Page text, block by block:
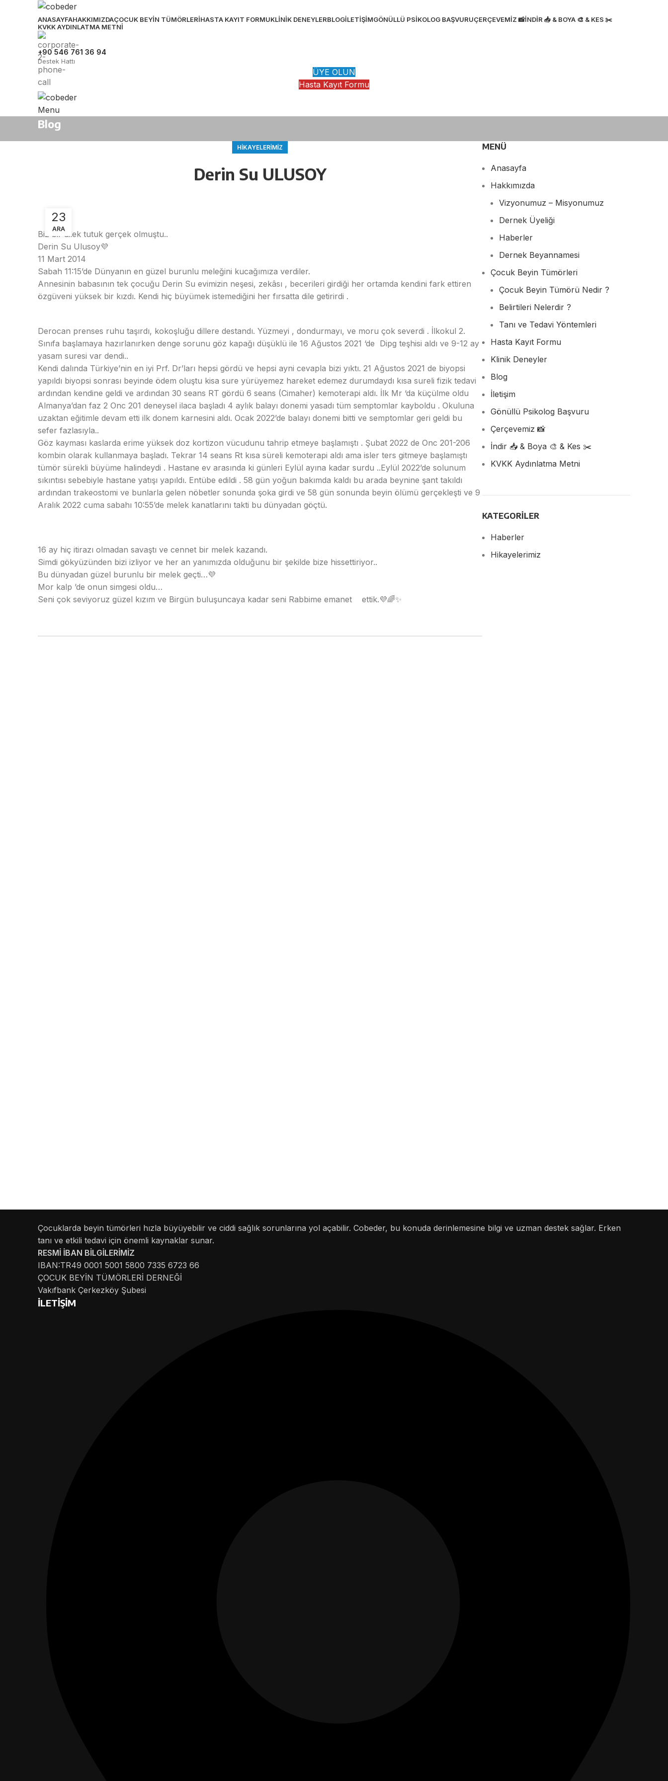
ANASAYFAHAKKIMIZDAÇOCUK BEYIN TÜMÖRLERIHASTA KAYIT FORMUKLINIK DENEYLERBLOGİLETIŞIMGÖNÜLLÜ PSIKOLOG BAŞVURUÇERÇEVEMIZ 📸İNDIR 📥 & BOYA 🎨 & KES ✂️
KVKK AYDINLATMA METNI
+90 546 761 36 94
Destek Hattı
ÜYE OLUN
Hasta Kayıt Formu
Menu
Blog
HIKAYELERIMIZ
Derin Su ULUSOY
23
ARA
Biz bir dilek tutuk gerçek olmuştu..
Derin Su Ulusoy💜
11 Mart 2014
Sabah 11:15’de Dünyanın en güzel burunlu meleğini kucağımıza verdiler.
Annesinin babasının tek çocuğu Derin Su evimizin neşesi, zekâsı , becerileri girdiği her ortamda kendini fark ettiren
özgüveni yüksek bir kızdı. Kendi hiç büyümek istemediğini her fırsatta dile getirirdi .
Derocan prenses ruhu taşırdı, kokoşluğu dillere destandı. Yüzmeyi , dondurmayı, ve moru çok severdi . İlkokul 2.
Sınıfa başlamaya hazırlanırken denge sorunu göz kapağı düşüklü ile 16 Ağustos 2021 ‘de Dipg teşhisi aldı ve 9-12 ay
yasam suresi var dendi..
Kendi dalında Türkiye’nin en iyi Prf. Dr’ları hepsi gördü ve hepsi ayni cevapla bizi yıktı. 21 Ağustos 2021 de biyopsi
yapıldı biyopsi sonrası beyinde ödem oluştu kisa sure yürüyemez hareket edemez durumdaydı kısa sureli fizik tedavi
ardından kendine geldi ve ardından 30 seans RT gördü 6 seans (Cimaher) kemoterapi aldı. İlk Mr ‘da küçülme oldu
Almanya’dan faz 2 Onc 201 deneysel ilaca başladı 4 aylık balayı donemi yasadı tüm semptomlar kayboldu . Okuluna
uzaktan eğitimle devam etti ilk donem karnesini aldı. Ocak 2022’de balayı donemi bitti ve semptomlar geri geldi bu
sefer fazlasıyla..
Göz kayması kaslarda erime yüksek doz kortizon vücudunu tahrip etmeye başlamıştı . Şubat 2022 de Onc 201-206
kombin olarak kullanmaya başladı. Tekrar 14 seans Rt kısa süreli kemoterapi aldı ama isler ters gitmeye başlamıştı
tümör sürekli büyüme halindeydi . Hastane ev arasında ki günleri Eylül ayına kadar surdu ..Eylül 2022’de solunum
sıkıntısı sebebiyle hastane yatışı yapıldı. Entübe edildi . 58 gün yoğun bakımda kaldı bu arada beynine şant takıldı
ardından trakeostomi ve bunlarla gelen nöbetler sonunda şoka girdi ve 58 gün sonunda beyin ölümü gerçekleşti ve 9
Aralık 2022 cuma sabahı 10:55’de melek kanatlarını takti bu dünyadan göçtü.
16 ay hiç itirazı olmadan savaştı ve cennet bir melek kazandı.
Simdi gökyüzünden bizi izliyor ve her an yanımızda olduğunu bir şekilde bize hissettiriyor..
Bu dünyadan güzel burunlu bir melek geçti…💜
Mor kalp ’de onun simgesi oldu…
Seni çok seviyoruz güzel kızım ve Birgün buluşuncaya kadar seni Rabbime emanet ettik.💜🌈✨
MENÜ
Anasayfa
Hakkımızda
Vizyonumuz – Misyonumuz
Dernek Üyeliği
Haberler
Dernek Beyannamesi
Çocuk Beyin Tümörleri
Çocuk Beyin Tümörü Nedir ?
Belirtileri Nelerdir ?
Tanı ve Tedavi Yöntemleri
Hasta Kayıt Formu
Klinik Deneyler
Blog
İletişim
Gönüllü Psikolog Başvuru
Çerçevemiz 📸
İndir 📥 & Boya 🎨 & Kes ✂️
KVKK Aydınlatma Metni
KATEGORILER
Haberler
Hikayelerimiz
Çocuklarda beyin tümörleri hızla büyüyebilir ve ciddi sağlık sorunlarına yol açabilir. Cobeder, bu konuda derinlemesine bilgi ve uzman destek sağlar. Erken
tanı ve etkili tedavi için önemli kaynaklar sunar.
RESMİ İBAN BİLGİLERİMİZ
IBAN:TR49 0001 5001 5800 7335 6723 66
ÇOCUK BEYİN TÜMÖRLERİ DERNEĞİ
Vakıfbank Çerkezköy Şubesi
İLETİŞİM